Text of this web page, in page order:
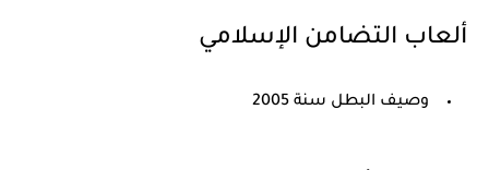
ألعاب التضامن الإسلامي
وصيف البطل سنة 2005